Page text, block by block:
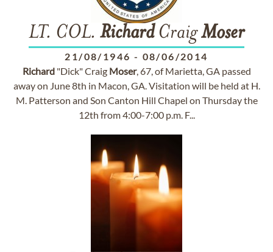
LT. COL. RichardCraigMoser
21/08/1946 - 08/06/2014
Richard"Dick" Craig Moser, 67, of Marietta, GA passed
away on June 8th in Macon, GA. Visitation will be held at H.
M. Patterson and Son Canton Hill Chapel on Thursday the
12th from 4:00-7:00 p.m. F...